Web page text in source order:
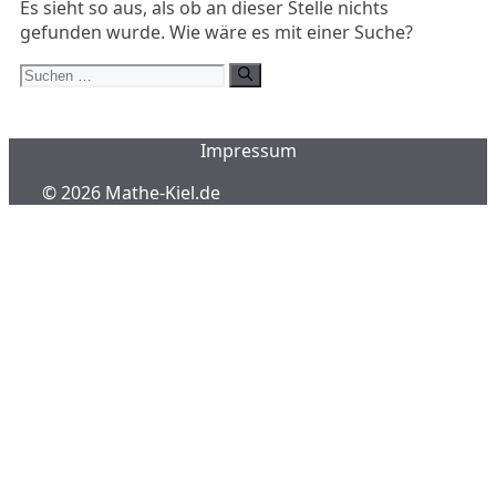
Es sieht so aus, als ob an dieser Stelle nichts
gefunden wurde. Wie wäre es mit einer Suche?
Suchen
Impressum
© 2026 Mathe-Kiel.de